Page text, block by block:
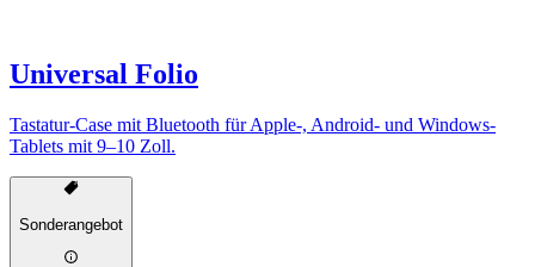
Universal Folio
Tastatur-Case mit Bluetooth für Apple-, Android- und Windows-
Tablets mit 9–10 Zoll.
Sonderangebot